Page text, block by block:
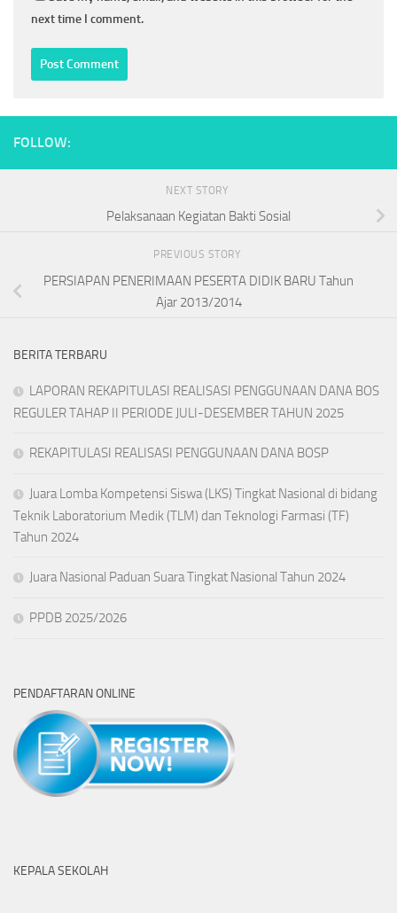
next time I comment.
FOLLOW:
NEXT STORY
Pelaksanaan Kegiatan Bakti Sosial
PREVIOUS STORY
PERSIAPAN PENERIMAAN PESERTA DIDIK BARU Tahun
Ajar 2013/2014
BERITA TERBARU
LAPORAN REKAPITULASI REALISASI PENGGUNAAN DANA BOS
REGULER TAHAP II PERIODE JULI-DESEMBER TAHUN 2025
REKAPITULASI REALISASI PENGGUNAAN DANA BOSP
Juara Lomba Kompetensi Siswa (LKS) Tingkat Nasional di bidang
Teknik Laboratorium Medik (TLM) dan Teknologi Farmasi (TF)
Tahun 2024
Juara Nasional Paduan Suara Tingkat Nasional Tahun 2024
PPDB 2025/2026
PENDAFTARAN ONLINE
KEPALA SEKOLAH